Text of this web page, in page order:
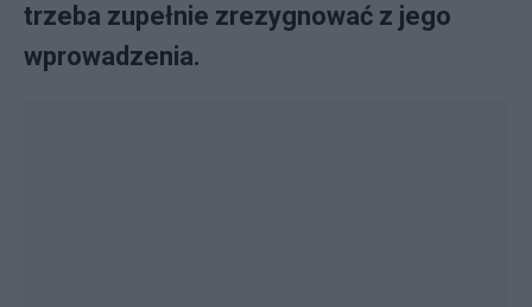
trzeba zupełnie zrezygnować z jego
wprowadzenia.